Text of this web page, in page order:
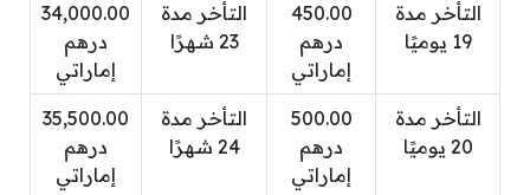
التأخر مدة
19 يوميًا
450.00
درهم
إماراتي
التأخر مدة
23 شهرًا
34,000.00
درهم
إماراتي
التأخر مدة
20 يوميًا
500.00
درهم
إماراتي
التأخر مدة
24 شهرًا
35,500.00
درهم
إماراتي